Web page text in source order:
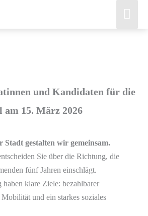
und Kandidaten für die
15. März 2026
gestalten wir gemeinsam.
Sie über die Richtung, die
fünf Jahren einschlägt.
klare Ziele: bezahlbarer
und ein starkes soziales